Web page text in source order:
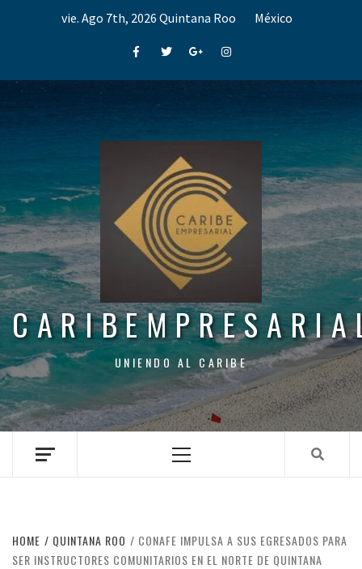
vie. Ago 7th, 2026 Quintana Roo México
FacebookTwitterGoogle+Instagram
UNIENDO AL CARIBE
Menu
HOME QUINTANA ROO
CONAFE IMPULSA A SUS EGRESADOS PARA
SER INSTRUCTORES COMUNITARIOS EN EL NORTE DE QUINTANA